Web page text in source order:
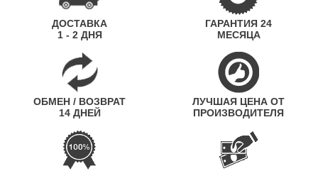
ДОСТАВКА
1 - 2 ДНЯ
ГАРАНТИЯ 24
МЕСЯЦА
ОБМЕН / ВОЗВРАТ
14 ДНЕЙ
ЛУЧШАЯ ЦЕНА ОТ
ПРОИЗВОДИТЕЛЯ